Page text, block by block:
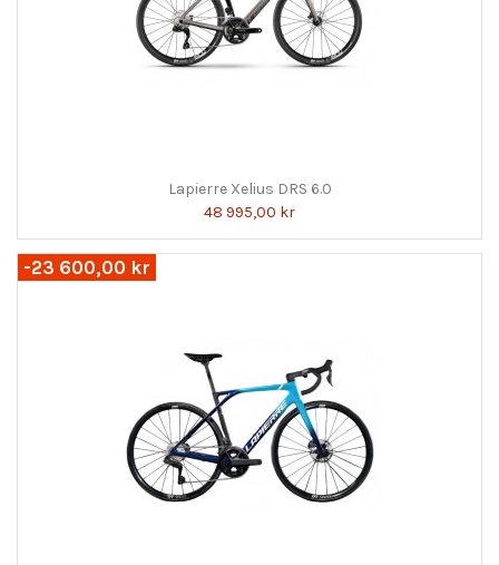
Lapierre Xelius DRS 6.0
48 995,00 kr
-23 600,00 kr